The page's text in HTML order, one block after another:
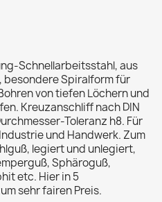
Schnellarbeitsstahl, aus
besondere Spiralform für
von tiefen Löchern und
Kreuzanschliff nach DIN
Toleranz h8. Für
und Handwerk. Zum
legiert und unlegiert,
Sphäroguß,
etc. Hier in 5
sehr fairen Preis.